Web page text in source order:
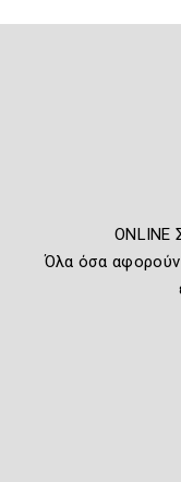
ONLINE
Όλα όσα αφορούν